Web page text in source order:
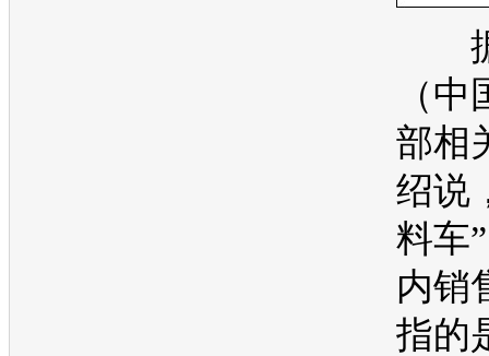
（
部相
绍说
料车
内销
指的